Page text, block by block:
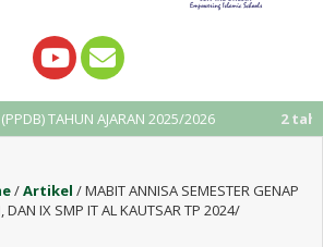
AJARAN 2025/2026 2 tahun yang lalu
/Artikel /MABIT ANNISA SEMESTER GENAP
DAN IX SMP IT AL KAUTSAR TP 2024/